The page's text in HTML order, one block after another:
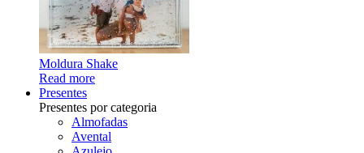
Moldura Shake
Read more
Presentes
Presentes por categoria
Almofadas
Avental